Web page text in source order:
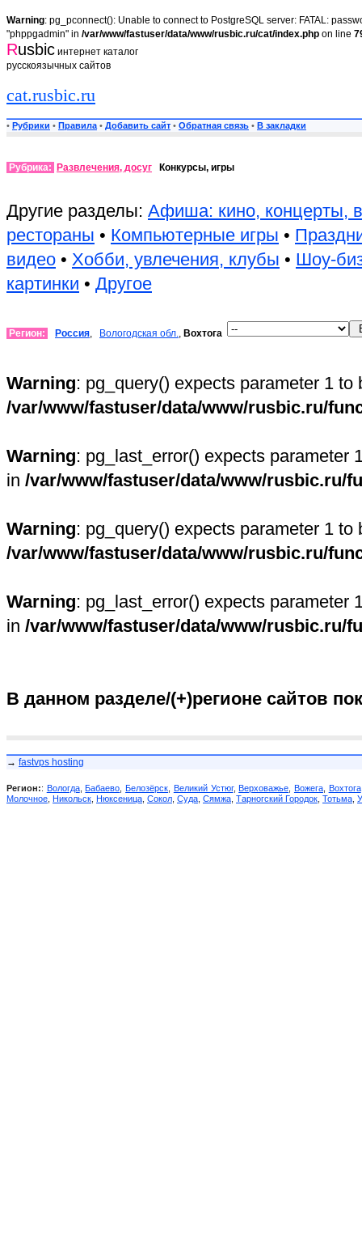
Warning: pg_pconnect(): Unable to connect to PostgreSQL server: FATAL:
"phppgadmin" in /var/www/fastuser/data/www/rusbic.ru/cat/index.php on line
Rusbic интернет каталог
русскоязычных сайтов
cat.rusbic.ru
• Рубрики • Правила • Добавить сайт • Обратная связь • В закладки
Рубрика: Развлечения, досуг Конкурсы, игры
Другие разделы: Афиша: кино, концерты,
рестораны • Компьютерные игры •
видео • Хобби, увлечения, клубы • Шоу-
картинки • Другое
Регион: Россия, Вологодская обл., Вохтога
Warning: pg_query() expects parameter 1
/var/www/fastuser/data/www/rusbic.ru/
Warning: pg_last_error() expects parameter
in /var/www/fastuser/data/www/rusbic.ru/
Warning: pg_query() expects parameter 1
/var/www/fastuser/data/www/rusbic.ru/
Warning: pg_last_error() expects parameter
in /var/www/fastuser/data/www/rusbic.ru/
В данном разделе/(+)регионе сайтов
→ fastvps hosting
Регион:: Вологда,Бабаево ,Белозёрск Великий Устюг,Верховажье Вожега, Вохтога
Молочное Никольск Нюксеница Сокол Суда Сямжа Тарногский Городок Тотьма